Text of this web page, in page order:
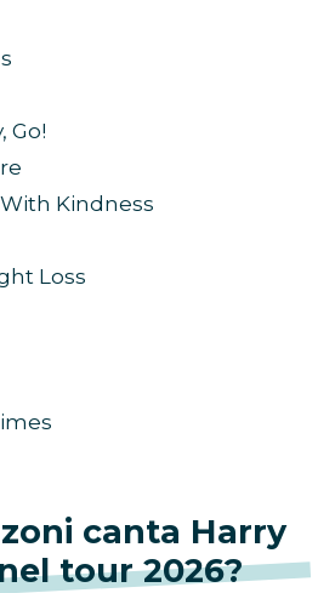
Go!
Kindness
Loss
canta Harry
tour 2026?